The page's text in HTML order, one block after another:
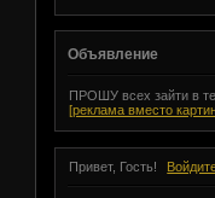
Объявление
ПРОШУ всех зайти в
[реклама вместо
Привет, Гость!